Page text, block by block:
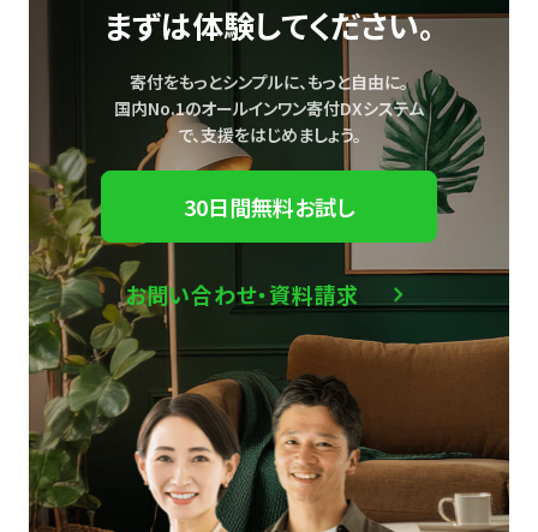
まずは体験してください。
寄付をもっとシンプルに、もっと自由に。
国内No.1のオールインワン寄付DXシステム
で、支援をはじめましょう。
30日間無料お試し
お問い合わせ・資料請求